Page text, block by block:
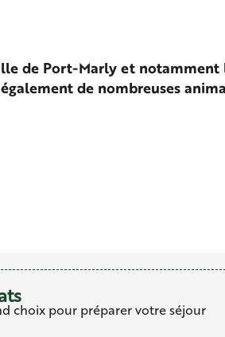
de Port-Marly et
de nombreuses
choix pour préparer votre séjour